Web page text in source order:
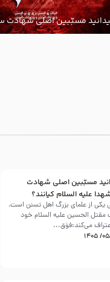
مسبّبین اصلی شهادت
کیانند؟
مسبّبین اصلی شهادت
علیه ‌السلام کیانند؟
یکی از علمای بزرگ اهل تسنن است،
مقتل الحسین علیه ‌السلام خود
می‌کند:فوَق...